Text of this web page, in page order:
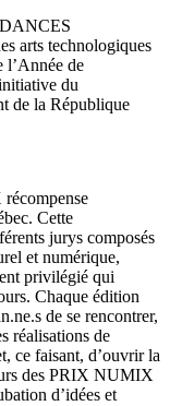
arts technologiques
l’Année de
du
de la République
Cette
jurys composés
et numérique,
privilégié qui
Chaque édition
de se rencontrer,
réalisations de
ce faisant, d’ouvrir la
des PRIX NUMIX
d’idées et